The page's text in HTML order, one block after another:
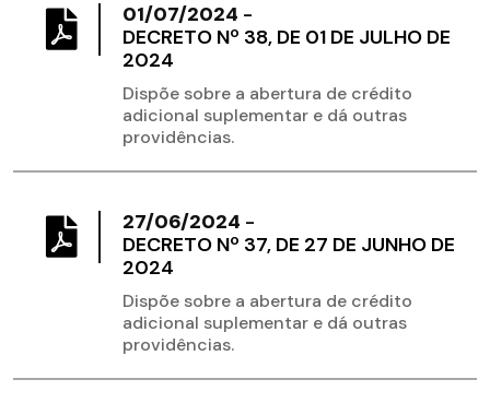
01/07/2024 -
DECRETO Nº 38, DE 01 DE JULHO DE
2024
Dispõe sobre a abertura de crédito
adicional suplementar e dá outras
providências.
27/06/2024 -
DECRETO Nº 37, DE 27 DE JUNHO DE
2024
Dispõe sobre a abertura de crédito
adicional suplementar e dá outras
providências.